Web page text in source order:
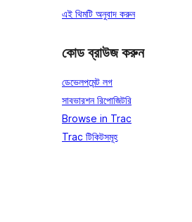
এই থিমটি অনুবাদ করুন
কোড ব্রাউজ করুন
ডেভেলপমেন্ট লগ
সাবভারশন রিপোজিটরি
Browse in Trac
Trac টিকিটসমূহ